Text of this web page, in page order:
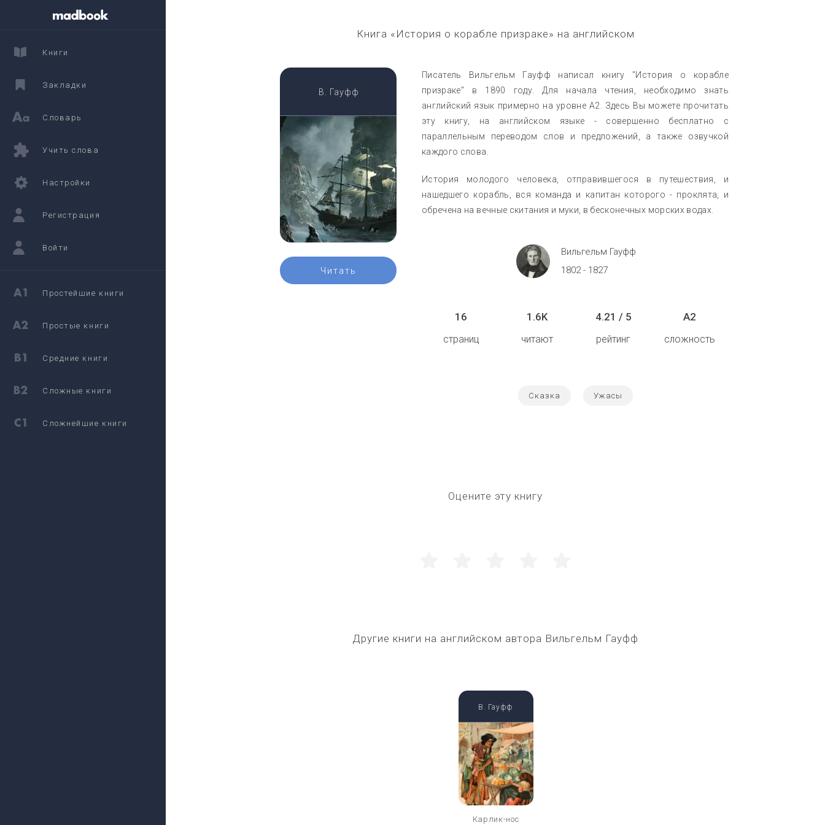
Книга «История о корабле призраке» на английском
В. Гауфф
Читать
Писатель Вильгельм Гауфф написал книгу "История о корабле
призраке" в 1890 году. Для начала чтения, необходимо знать
английский язык примерно на уровне A2. Здесь Вы можете прочитать
эту книгу, на английском языке - совершенно бесплатно с
параллельным переводом слов и предложений, а также озвучкой
каждого слова.
История молодого человека, отправившегося в путешествия, и
нашедшего корабль, вся команда и капитан которого - проклята, и
обречена на вечные скитания и муки, в бесконечных морских водах.
Вильгельм Гауфф
1802 - 1827
16
страниц
1.6K
читают
4.21 / 5
рейтинг
A2
сложность
Сказка Ужасы
Оцените эту книгу
Другие книги на английском автора Вильгельм Гауфф
Карлик-нос
В. Гауфф
Книги
Закладки
Словарь
Учить слова
Настройки
Регистрация
Войти
Простейшие книги
Простые книги
Средние книги
Сложные книги
Сложнейшие книги